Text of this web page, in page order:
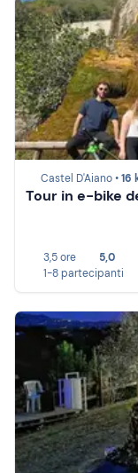
Castel D'Aiano •16
Tour in e-bike
3,5 ore
5,0
1-8 partecipanti